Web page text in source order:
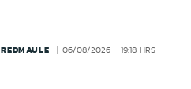
REDMAULE 06/08/2026 - 19:18 HRS